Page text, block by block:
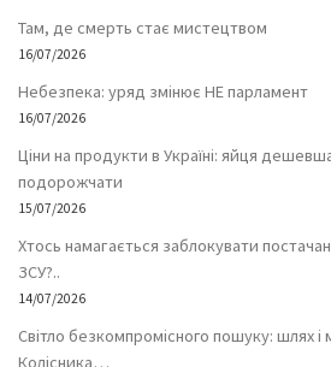
Там, де смерть стає мистецтвом
16/07/2026
Небезпека: уряд змінює НЕ парламент
16/07/2026
Ціни на продукти в Україні: яйця
подорожчати
15/07/2026
Хтось намагається заблокувати
ЗСУ?..
14/07/2026
Світло безкомпромісного пошуку: шлях і
Колісника…